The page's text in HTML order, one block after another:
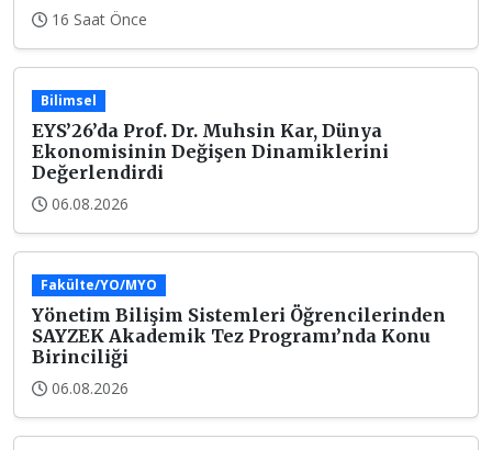
16 Saat Önce
Bilimsel
EYS’26’da Prof. Dr. Muhsin Kar, Dünya
Ekonomisinin Değişen Dinamiklerini
Değerlendirdi
06.08.2026
Fakülte/YO/MYO
Yönetim Bilişim Sistemleri Öğrencilerinden
SAYZEK Akademik Tez Programı’nda Konu
Birinciliği
06.08.2026